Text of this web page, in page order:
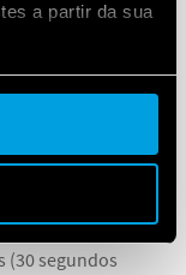
a partir da sua
movimento, o
5
5
(30 segundos